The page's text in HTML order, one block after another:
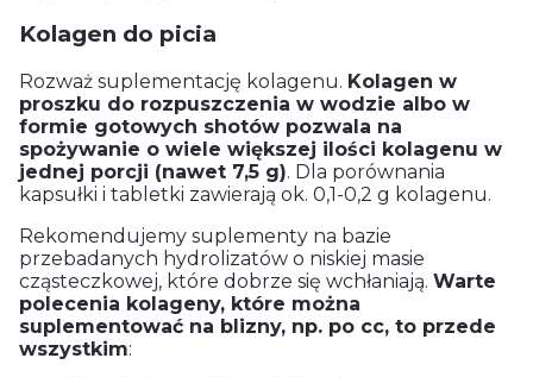
Kolagen do picia
Rozważ suplementację kolagenu. Kolagen w
proszku do rozpuszczenia w wodzie albo w
formie gotowych shotów pozwala na
spożywanie o wiele większej ilości kolagenu w
jednej porcji (nawet 7,5 g). Dla porównania
kapsułki i tabletki zawierają ok. 0,1-0,2 g kolagenu.
Rekomendujemy suplementy na bazie
przebadanych hydrolizatów o niskiej masie
cząsteczkowej, które dobrze się wchłaniają. Warte
polecenia kolageny, które można
suplementować na blizny, np. po cc, to przede
wszystkim: